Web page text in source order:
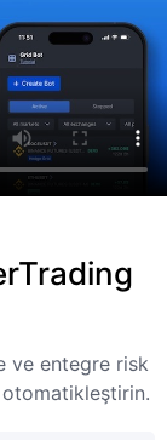
ve entegre risk